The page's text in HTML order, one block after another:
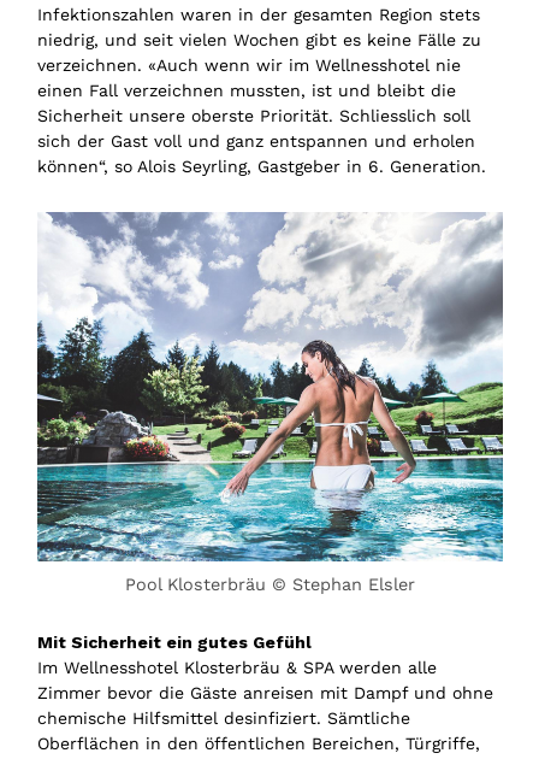
Infektionszahlen waren in der gesamten Region stets
niedrig, und seit vielen Wochen gibt es keine Fälle zu
verzeichnen. «Auch wenn wir im Wellnesshotel nie
einen Fall verzeichnen mussten, ist und bleibt die
Sicherheit unsere oberste Priorität. Schliesslich soll
sich der Gast voll und ganz entspannen und erholen
können“, so Alois Seyrling, Gastgeber in 6. Generation.
Pool Klosterbräu © Stephan Elsler
Mit Sicherheit ein gutes Gefühl
Im Wellnesshotel Klosterbräu & SPA werden alle
Zimmer bevor die Gäste anreisen mit Dampf und ohne
chemische Hilfsmittel desinfiziert. Sämtliche
Oberflächen in den öffentlichen Bereichen, Türgriffe,